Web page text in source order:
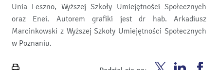
Unia Leszno, Wyższej Szkoły Umiejętności Społecznych
oraz Enei. Autorem grafiki jest dr hab. Arkadiusz
Marcinkowski z Wyższej Szkoły Umiejętności Społecznych
w Poznaniu.
Enea Enea